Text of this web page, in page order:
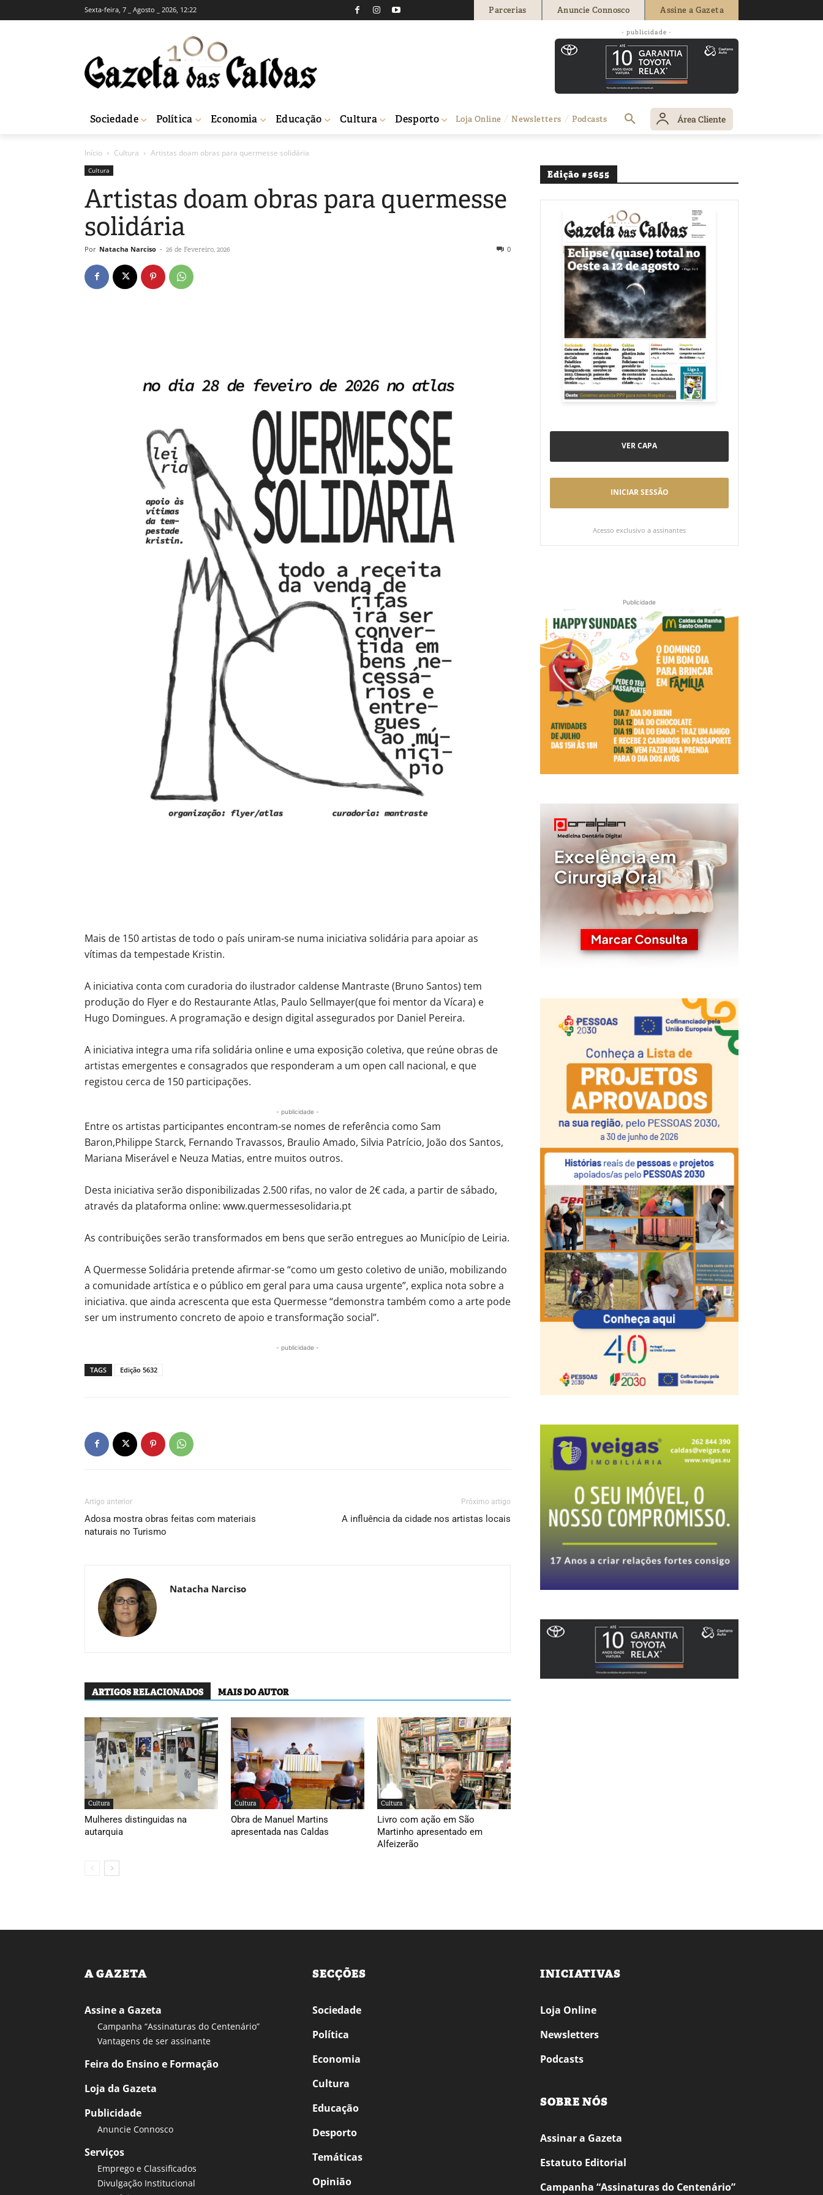
Sexta-feira, 7 _ Agosto _ 2026, 12:22 Parcerias Anuncie Connosco Assine a Gazeta
- publicidade -
Sociedade Política Economia Educação Cultura Desporto Loja Online Newsletters Podcasts Área Cliente
Início Cultura Artistas doam obras para quermesse solidária
Cultura
Artistas doam obras para quermesse
solidária
Por Natacha Narciso - 26 de Fevereiro, 2026 0
Mais de 150 artistas de todo o país uniram-se numa iniciativa solidária para apoiar as
vítimas da tempestade Kristin.
A iniciativa conta com curadoria do ilustrador caldense Mantraste (Bruno Santos) tem
produção do Flyer e do Restaurante Atlas, Paulo Sellmayer(que foi mentor da Vícara) e
Hugo Domingues. A programação e design digital assegurados por Daniel Pereira.
A iniciativa integra uma rifa solidária online e uma exposição coletiva, que reúne obras de
artistas emergentes e consagrados que responderam a um open call nacional, e que
registou cerca de 150 participações.
- publicidade -
Entre os artistas participantes encontram-se nomes de referência como Sam
Baron,Philippe Starck, Fernando Travassos, Braulio Amado, Silvia Patrício, João dos Santos,
Mariana Miserável e Neuza Matias, entre muitos outros.
Desta iniciativa serão disponibilizadas 2.500 rifas, no valor de 2€ cada, a partir de sábado,
através da plataforma online: www.quermessesolidaria.pt
As contribuições serão transformados em bens que serão entregues ao Município de Leiria.
A Quermesse Solidária pretende afirmar-se “como um gesto coletivo de união, mobilizando
a comunidade artística e o público em geral para uma causa urgente”, explica nota sobre a
iniciativa. que ainda acrescenta que esta Quermesse “demonstra também como a arte pode
ser um instrumento concreto de apoio e transformação social”.
- publicidade -
TAGS Edição 5632
Artigo anterior
Adosa mostra obras feitas com materiais
naturais no Turismo
Próximo artigo
A influência da cidade nos artistas locais
Natacha Narciso
ARTIGOS RELACIONADOS MAIS DO AUTOR
Cultura
Mulheres distinguidas na
autarquia
Cultura
Obra de Manuel Martins
apresentada nas Caldas
Cultura
Livro com ação em São
Martinho apresentado em
Alfeizerão
Edição #5655
VER CAPA
INICIAR SESSÃO
Acesso exclusivo a assinantes
Publicidade
A GAZETA
Assine a Gazeta
Campanha “Assinaturas do Centenário”
Vantagens de ser assinante
Feira do Ensino e Formação
Loja da Gazeta
Publicidade
Anuncie Connosco
Serviços
Emprego e Classificados
Divulgação Institucional
SECÇÕES
Sociedade
Política
Economia
Cultura
Educação
Desporto
Temáticas
Opinião
INICIATIVAS
Loja Online
Newsletters
Podcasts
SOBRE NÓS
Assinar a Gazeta
Estatuto Editorial
Campanha “Assinaturas do Centenário”